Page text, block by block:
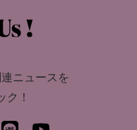
ニュースを
ク！